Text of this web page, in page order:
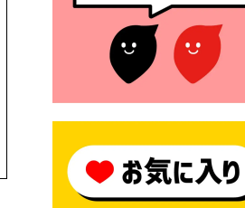
2026年6月22日 神楽人の祭展
2026年6月18日 セアカゴケグ
モにご注意ください！
2026年6月17日 クーリングシ
ェルターの指定
2026年6月10日 令和８年経済
センサス-活動調査